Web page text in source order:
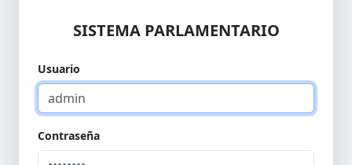
SISTEMA PARLAMENTARIO
Usuario
Contraseña